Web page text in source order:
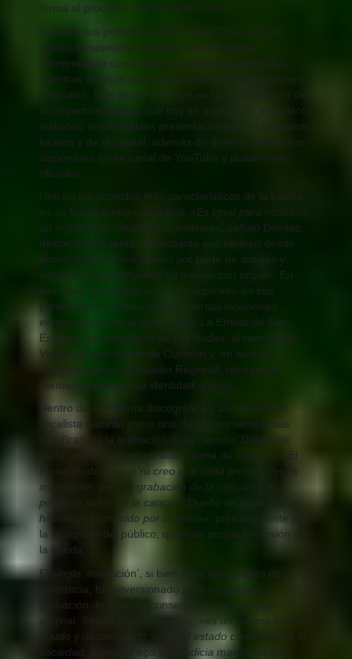
forma al proceso creativo de la banda.
Durante sus primeros años, Piel de Tigre recorrió
distintos escenarios del Valle de Aconcagua
interpretando covers de sus referentes musicales,
mientras incorporaba paulatinamente composiciones
originales. Este proceso derivó en la consolidación de
un repertorio propio, que hoy se traduce en tres discos
editados, innumerables presentaciones en escenarios
locales y de la capital, además de diversos videoclips
disponibles en su canal de YouTube y plataformas
oficiales.
Uno de los aspectos más característicos de la banda
es su fuerte arraigo territorial. «Es igual para nosotros
un orgullo y un desafío ser andinos»,
señaló Benítez,
destacando además el respaldo que reciben desde
distintos puntos del mundo por parte de amigos y
seguidores que difunden su trabajo con orgullo. En
esa línea, la agrupación ha incorporado en sus
producciones audiovisuales diversas locaciones
emblemáticas de la zona, como La Ermita de San
Esteban, el cementerio de Los Andes, el cerro de la
Virgen, el aeródromo de Curimón y, en su más
reciente trabajo, el Estadio Regional, reforzando
permanentemente su identidad andina.
Dentro de su historia discográfica y audiovisual, el
vocalista recordó como uno de los momentos más
significativos la grabación de la canción ‘Dueño de
nada’, versión de un conocido tema de José Luis ‘El
Puma’ Rodríguez.
«Yo creo que cada producción es
importante, pero la grabación de la canción y el
posterior video de la canción ‘Dueño de nada’ fue un
hito muy reconocido por la gente», principalmente por
la recepción del público, que hizo propia la versión de
la banda.
El
single ‘Involución’, si bien tiene varios años de
existencia, fue reversionado para esta nueva
grabación de estudio, conservando su mensaje
original. Según explicó Benítez,
«es un poema satírico,
agudo y destemplado sobre el estado constante de la
sociedad, donde el ego y la codicia manda en las